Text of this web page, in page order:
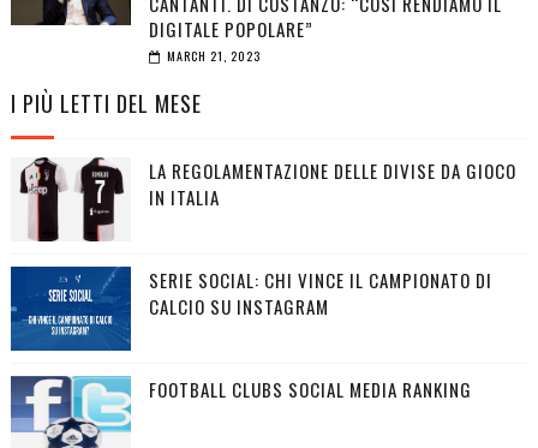
DIGITALE POPOLARE”
MARCH 21, 2023
I PIÙ LETTI DEL MESE
LA REGOLAMENTAZIONE DELLE DIVISE DA GIOCO
IN ITALIA
SERIE SOCIAL: CHI VINCE IL CAMPIONATO DI
CALCIO SU INSTAGRAM
FOOTBALL CLUBS SOCIAL MEDIA RANKING